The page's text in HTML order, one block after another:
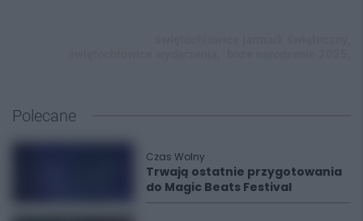
Polecane
Czas Wolny
Trwają ostatnie przygotowania
do Magic Beats Festival